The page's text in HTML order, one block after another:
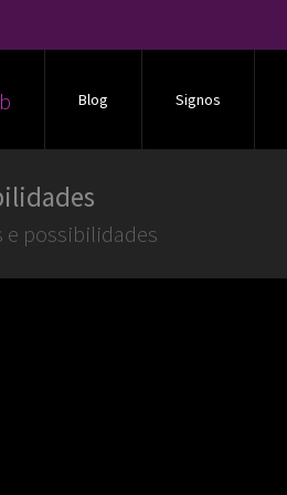
Blog Signos
possibilidades